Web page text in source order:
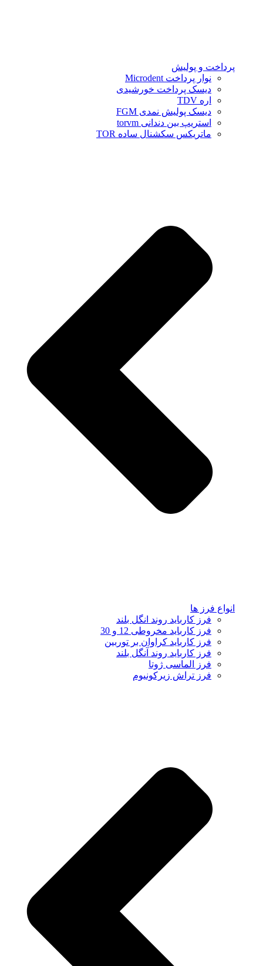
پرداخت و پولیش
نوار پرداخت Microdent
دیسک پرداخت خورشیدی
اره TDV
دیسک پولیش نمدی FGM
استریپ بین دندانی torvm
ماتریکس سکشنال ساده TOR
انواع فرز ها
فرز کارباید روند انگل بلند
فرز کارباید مخروطی 12 و 30
فرز کارباید کراوان بر توربین
فرز کارباید روند آنگل بلند
فرز الماسی ژوتا
فرز تراش زیرکونیوم